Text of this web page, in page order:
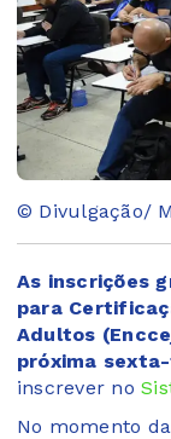
© Divulgação/
As inscrições
para
Adultos
próxima
inscrever no
No momento